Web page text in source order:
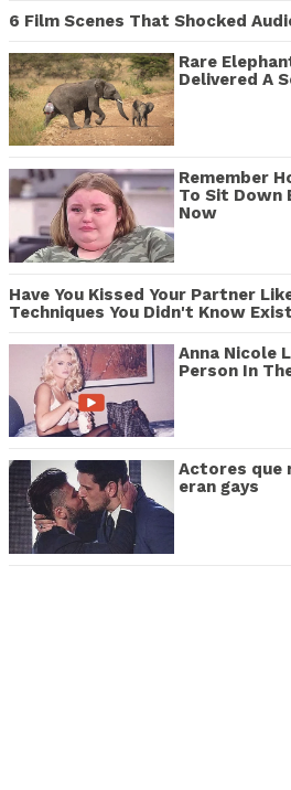
6 Film Scenes That Shocked
Rare
Delivered A
Remember
To Sit Down
Now
Have You Kissed Your Partner
Techniques You Didn't Know
Anna Nicole
Person In
Actores que
eran gays